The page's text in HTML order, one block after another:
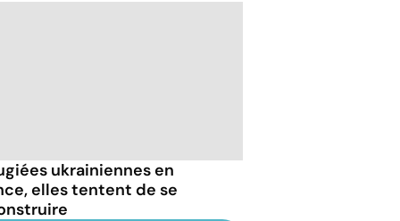
ukrainiennes en
elles tentent de se